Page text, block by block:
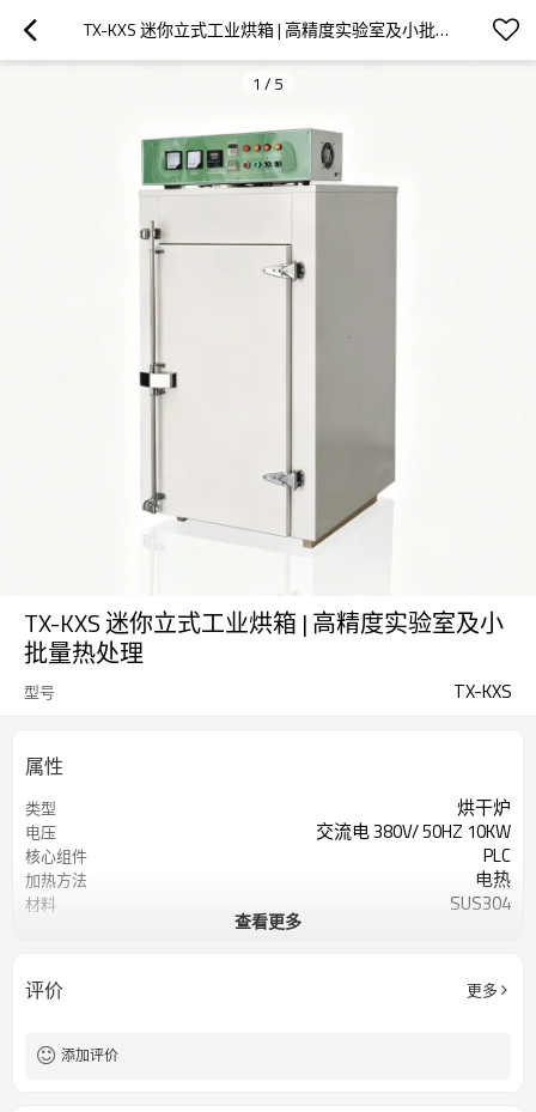
TX-KXS 迷你立式工业烘箱 | 高精度实验室及小批量热处理
1 / 5
TX-KXS 迷你立式工业烘箱 | 高精度实验室及小
批量热处理
型号 TX-KXS
属性
类型 烘干炉
电压 交流电 380V/ 50HZ 10KW
核心组件 PLC
加热方法 电热
材料 SUS304
速度
重量 200公斤
内部尺寸
查看更多
评价 更多
添加评价